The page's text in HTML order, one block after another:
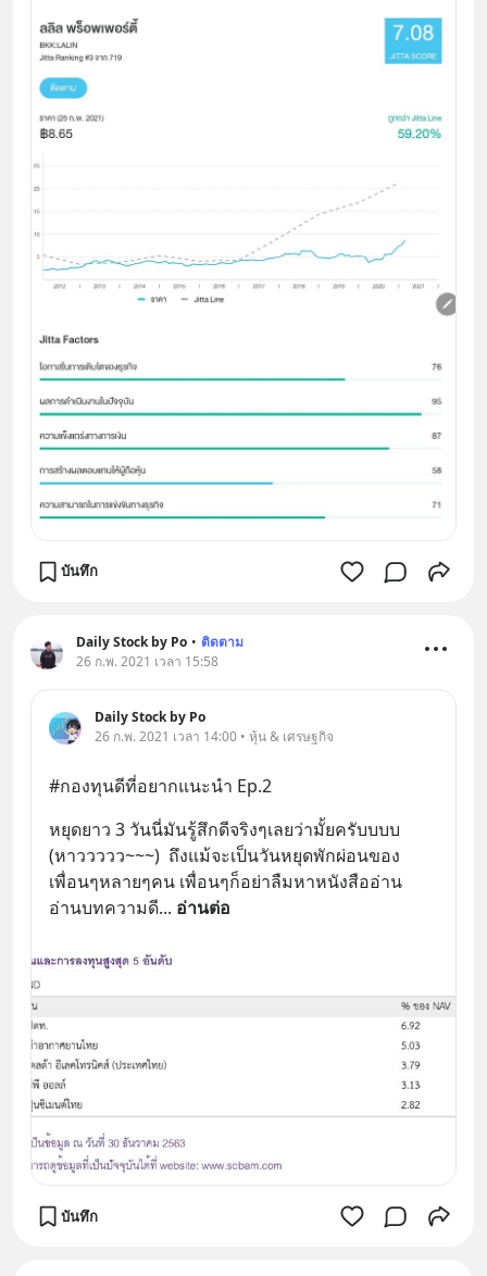
บันทึก
Daily Stock by Po • ติดตาม
26 ก.พ. 2021 เวลา 15:58
Daily Stock by Po
26 ก.พ. 2021 เวลา 14:00 • หุ้น & เศรษฐกิจ
#กองทุนดีที่อยากแนะนำ Ep.2
หยุดยาว 3 วันนี่มันรู้สึกดีจริงๆเลยว่ามั้ยครับบบบ
(หาววววว~~~)  ถึงแม้จะเป็นวันหยุดพักผ่อนของ
เพื่อนๆหลายๆคน เพื่อนๆก็อย่าลืมหาหนังสืออ่าน
อ่านบทความดี... อ่านต่อ
บันทึก